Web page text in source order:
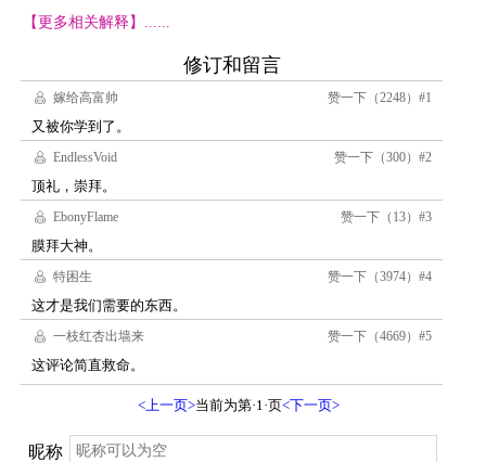
【更多相关解释】......